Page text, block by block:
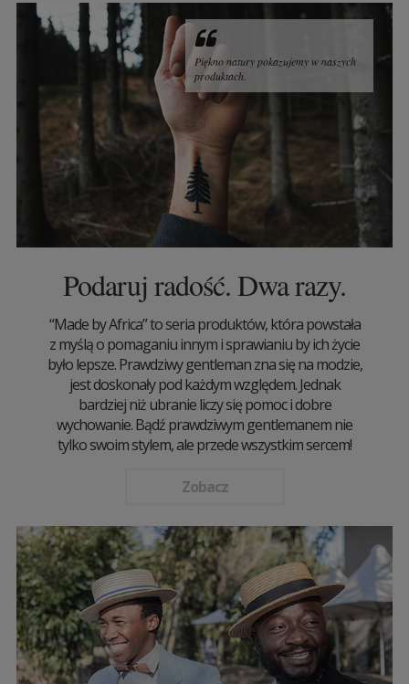
Piękno natury pokazujemy w naszych
produktach.
Podaruj radość. Dwa razy.
“Made by Africa” to seria produktów, która powstała
z myślą o pomaganiu innym i sprawianiu by ich życie
było lepsze. Prawdziwy gentleman zna się na modzie,
jest doskonały pod każdym względem. Jednak
bardziej niż ubranie liczy się pomoc i dobre
wychowanie. Bądź prawdziwym gentlemanem nie
tylko swoim stylem, ale przede wszystkim sercem!
Zobacz